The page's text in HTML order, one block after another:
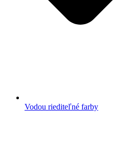
Vodou riediteľné farby